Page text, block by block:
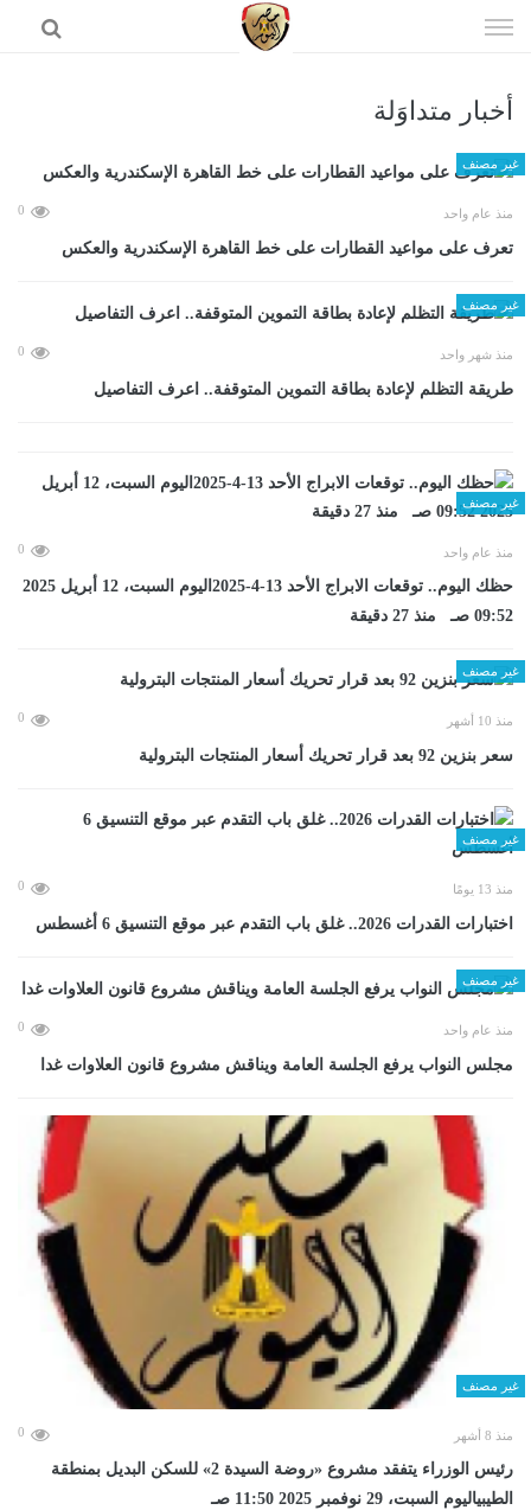
الى
أخبار متداوَلة
غير مصنف
منذ عام واحد 0
تعرف على مواعيد القطارات على خط القاهرة الإسكندرية والعكس
غير مصنف
منذ شهر واحد 0
طريقة التظلم لإعادة بطاقة التموين المتوقفة.. اعرف التفاصيل
غير مصنف
منذ عام واحد 0
حظك اليوم.. توقعات الابراج الأحد 13-4-2025اليوم السبت، 12 أبريل 2025
09:52 صـ منذ 27 دقيقة
غير مصنف
منذ 10 أشهر 0
سعر بنزين 92 بعد قرار تحريك أسعار المنتجات البترولية
غير مصنف
منذ 13 يومًا 0
اختبارات القدرات 2026.. غلق باب التقدم عبر موقع التنسيق 6 أغسطس
غير مصنف
منذ عام واحد 0
مجلس النواب يرفع الجلسة العامة ويناقش مشروع قانون العلاوات غدا
غير مصنف
منذ 8 أشهر 0
رئيس الوزراء يتفقد مشروع «روضة السيدة 2» للسكن البديل بمنطقة
الطيبياليوم السبت، 29 نوفمبر 2025 11:50 صـ